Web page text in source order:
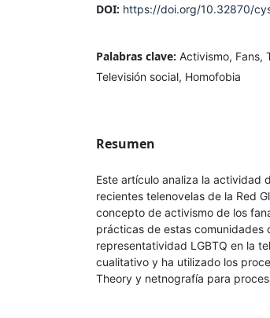
DOI: https://doi.org/10.32870/
Palabras clave: Activismo, Fans,
Televisión social, Homofobia
Resumen
Este artículo analiza la actividad
recientes telenovelas de la Red
concepto de activismo de los
prácticas de estas comunidades
representatividad LGBTQ en la
cualitativo y ha utilizado los
Theory y netnografía para